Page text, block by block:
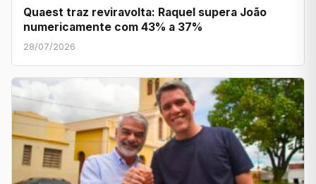
Quaest traz reviravolta: Raquel supera João
numericamente com 43% a 37%
28/07/2026